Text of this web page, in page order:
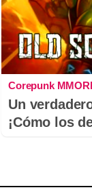
Corepunk
Un
¡Cómo los